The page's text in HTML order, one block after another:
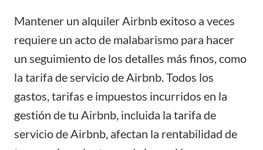
Mantener un alquiler Airbnb exitoso a veces
requiere un acto de malabarismo para hacer
un seguimiento de los detalles más finos, como
la tarifa de servicio de Airbnb. Todos los
gastos, tarifas e impuestos incurridos en la
gestión de tu Airbnb, incluida la tarifa de
servicio de Airbnb, afectan la rentabilidad de